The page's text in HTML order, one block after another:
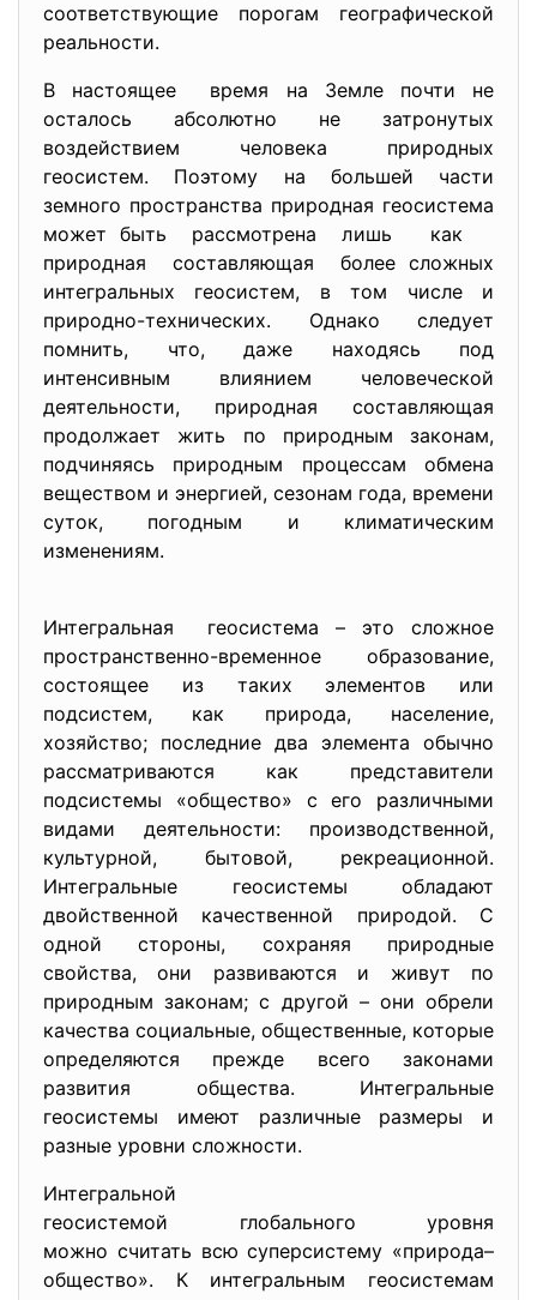
соответствующие порогам географической
реальности.
В настоящее время на Земле почти не
осталось абсолютно не затронутых
воздействием человека природных
геосистем. Поэтому на большей части
земного пространства природная геосистема
может быть рассмотрена лишь как
природная составляющая более сложных
интегральных геосистем, в том числе и
природно-технических. Однако следует
помнить, что, даже находясь под
интенсивным влиянием человеческой
деятельности, природная составляющая
продолжает жить по природным законам,
подчиняясь природным процессам обмена
веществом и энергией, сезонам года, времени
суток, погодным и климатическим
изменениям.
Интегральная геосистема – это сложное
пространственно-временное образование,
состоящее из таких элементов или
подсистем, как природа, население,
хозяйство; последние два элемента обычно
рассматриваются как представители
подсистемы «общество» с его различными
видами деятельности: производственной,
культурной, бытовой, рекреационной.
Интегральные геосистемы обладают
двойственной качественной природой. С
одной стороны, сохраняя природные
свойства, они развиваются и живут по
природным законам; с другой – они обрели
качества социальные, общественные, которые
определяются прежде всего законами
развития общества. Интегральные
геосистемы имеют различные размеры и
разные уровни сложности.
Интегральной
геосистемой глобального уровня
можно считать всю суперсистему «природа–
общество». К интегральным геосистемам